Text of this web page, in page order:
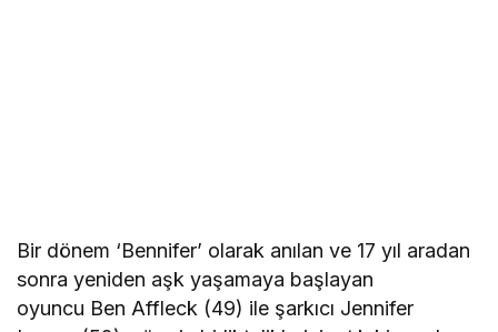
Bir dönem ‘Bennifer’ olarak anılan ve 17 yıl aradan
sonra yeniden aşk yaşamaya başlayan
oyuncu Ben Affleck (49) ile şarkıcı Jennifer